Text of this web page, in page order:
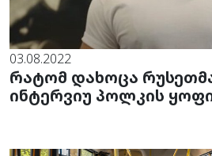
03.08.2022
რატომ დახოცა
ინტერვიუ პოლკის